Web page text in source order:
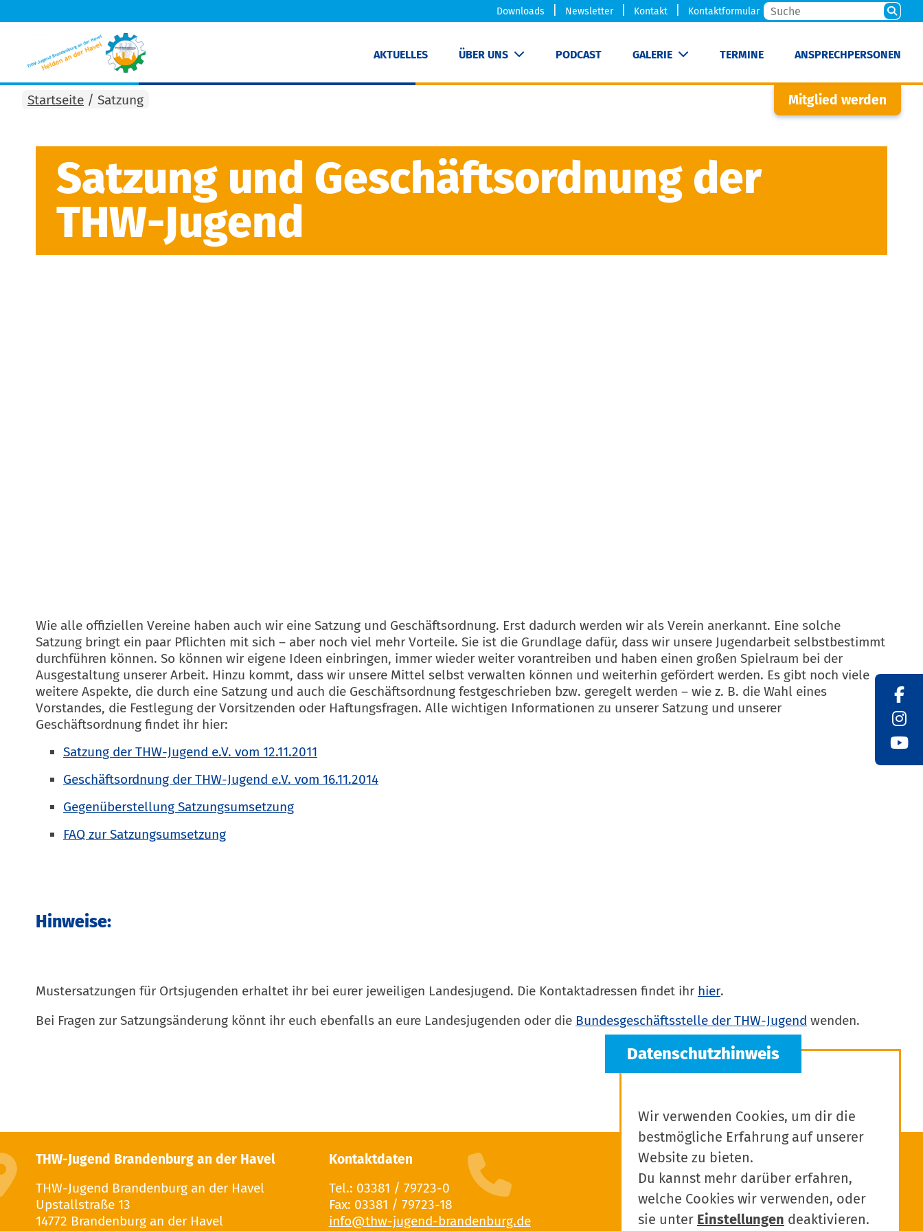
Downloads Newsletter Kontakt Kontaktformular
AKTUELLES ÜBER UNS PODCAST GALERIE TERMINE ANSPRECHPERSONEN
Mitglied werden
Startseite / Satzung
Satzung und Geschäftsordnung der
THW-Jugend
Wie alle offiziellen Vereine haben auch wir eine Satzung und Geschäftsordnung. Erst dadurch werden wir als Verein anerkannt. Eine solche
Satzung bringt ein paar Pflichten mit sich – aber noch viel mehr Vorteile. Sie ist die Grundlage dafür, dass wir unsere Jugendarbeit selbstbestimmt
durchführen können. So können wir eigene Ideen einbringen, immer wieder weiter vorantreiben und haben einen großen Spielraum bei der
Ausgestaltung unserer Arbeit. Hinzu kommt, dass wir unsere Mittel selbst verwalten können und weiterhin gefördert werden. Es gibt noch viele
weitere Aspekte, die durch eine Satzung und auch die Geschäftsordnung festgeschrieben bzw. geregelt werden – wie z. B. die Wahl eines
Vorstandes, die Festlegung der Vorsitzenden oder Haftungsfragen. Alle wichtigen Informationen zu unserer Satzung und unserer
Geschäftsordnung findet ihr hier:
Satzung der THW-Jugend e.V. vom 12.11.2011
Geschäftsordnung der THW-Jugend e.V. vom 16.11.2014
Gegenüberstellung Satzungsumsetzung
FAQ zur Satzungsumsetzung
Hinweise:
Mustersatzungen für Ortsjugenden erhaltet ihr bei eurer jeweiligen Landesjugend. Die Kontaktadressen findet ihr hier.
Bei Fragen zur Satzungsänderung könnt ihr euch ebenfalls an eure Landesjugenden oder die Bundesgeschäftsstelle der THW-Jugend wenden.
THW-Jugend Brandenburg an der Havel
THW-Jugend Brandenburg an der Havel
Upstallstraße 13
14772 Brandenburg an der Havel
Kontaktdaten
Tel.: 03381 / 79723-0
Fax: 03381 / 79723-18
Wir verwenden Cookies, um dir die
bestmögliche Erfahrung auf unserer
Website zu bieten.
Du kannst mehr darüber erfahren,
welche Cookies wir verwenden, oder
sie unter Einstellungen deaktivieren.